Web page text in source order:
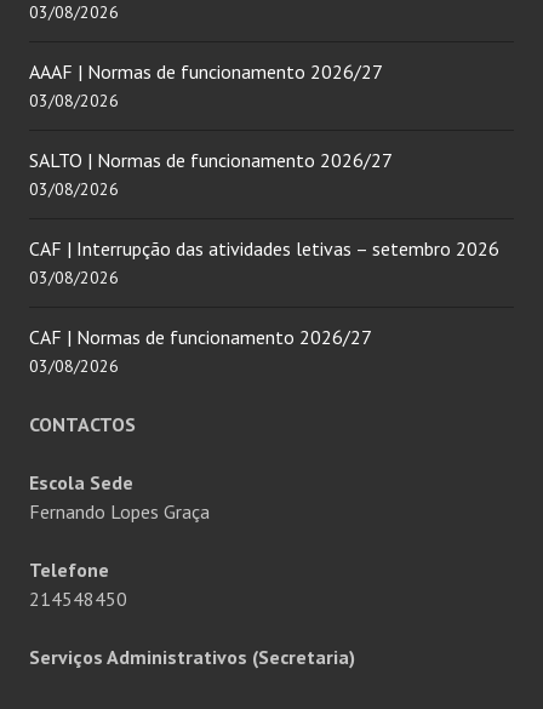
03/08/2026
AAAF | Normas de funcionamento 2026/27
03/08/2026
SALTO | Normas de funcionamento 2026/27
03/08/2026
CAF | Interrupção das atividades letivas – setembro 2026
03/08/2026
CAF | Normas de funcionamento 2026/27
03/08/2026
CONTACTOS
Escola Sede
Fernando Lopes Graça
Telefone
214548450
Serviços Administrativos (Secretaria)